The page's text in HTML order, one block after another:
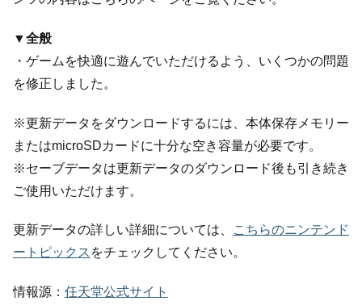
▼全般
・ゲームを快適に遊んでいただけるよう、いくつかの問題
を修正しました。
※更新データをダウンロードするには、本体保存メモリー
またはmicroSDカードに十分な空き容量が必要です。
※セーブデータは更新データのダウンロード後も引き続き
ご使用いただけます。
更新データの詳しい詳細については、
こちらのニンテンド
ートピックス をチェックしてください。
情報源： 任天堂公式サイト